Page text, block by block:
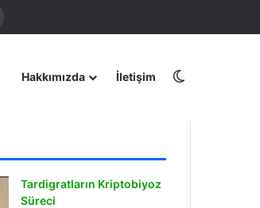
Hakkımızda İletişim
Tardigratların Kriptobiyoz
Süreci